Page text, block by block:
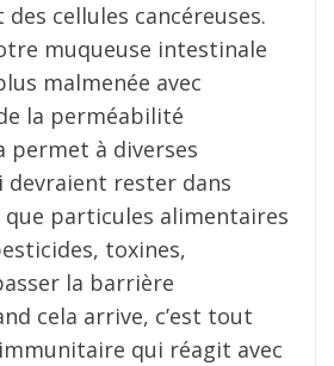
cellules cancéreuses.
muqueuse intestinale
malmenée avec
la perméabilité
permet à diverses
devraient rester dans
que particules alimentaires
toxines,
la barrière
cela arrive, c’est tout
qui réagit avec